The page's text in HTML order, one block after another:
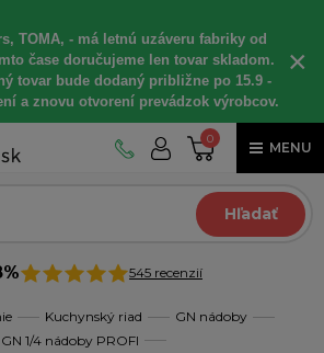
TOMA, - má letnú uzáveru fabriky od
čase doručujeme len tovar skladom.
tovar bude dodaný približne po 15.9 -
a znovu otvorení prevádzok výrobcov.
×
0
MENU
Hľadať
545 recenzií
Kuchynský riad
GN nádoby
GN 1/4 nádoby PROFI